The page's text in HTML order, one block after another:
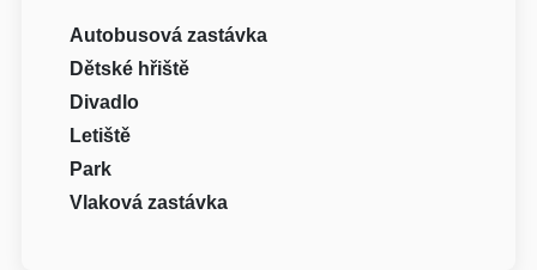
Autobusová zastávka
Dětské hřiště
Divadlo
Letiště
Park
Vlaková zastávka